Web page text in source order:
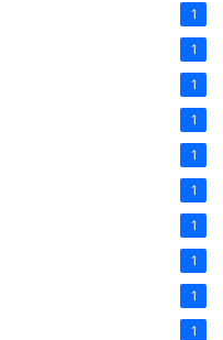
1
1
1
1
1
1
1
1
1
1